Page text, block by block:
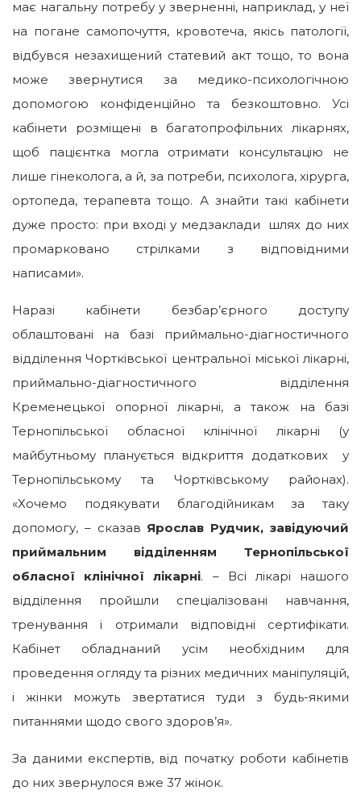
має нагальну потребу у зверненні, наприклад, у неї
на погане самопочуття, кровотеча, якісь патології,
відбувся незахищений статевий акт тощо, то вона
може звернутися за медико-психологічною
допомогою конфіденційно та безкоштовно. Усі
кабінети розміщені в багатопрофільних лікарнях,
щоб пацієнтка могла отримати консультацію не
лише гінеколога, а й, за потреби, психолога, хірурга,
ортопеда, терапевта тощо. А знайти такі кабінети
дуже просто: при вході у медзаклади шлях до них
промарковано стрілками з відповідними
написами».
Наразі кабінети безбар’єрного доступу
облаштовані на базі приймально-діагностичного
відділення Чортківської центральної міської лікарні,
приймально-діагностичного відділення
Кременецької опорної лікарні, а також на базі
Тернопільської обласної клінічної лікарні (у
майбутньому планується відкриття додаткових у
Тернопільському та Чортківському районах).
«Хочемо подякувати благодійникам за таку
допомогу, – сказав Ярослав Рудчик, завідуючий
приймальним відділенням Тернопільської
обласної клінічної лікарні. – Всі лікарі нашого
відділення пройшли спеціалізовані навчання,
тренування і отримали відповідні сертифікати.
Кабінет обладнаний усім необхідним для
проведення огляду та різних медичних маніпуляцій,
і жінки можуть звертатися туди з будь-якими
питаннями щодо свого здоров’я».
За даними експертів, від початку роботи кабінетів
до них звернулося вже 37 жінок.